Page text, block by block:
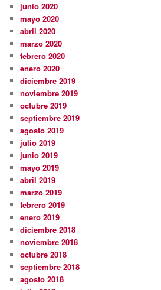
junio 2020
mayo 2020
abril 2020
marzo 2020
febrero 2020
enero 2020
diciembre 2019
noviembre 2019
octubre 2019
septiembre 2019
agosto 2019
julio 2019
junio 2019
mayo 2019
abril 2019
marzo 2019
febrero 2019
enero 2019
diciembre 2018
noviembre 2018
octubre 2018
septiembre 2018
agosto 2018